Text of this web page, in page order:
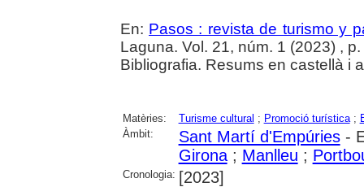
En: Pasos : revista de turismo y
Laguna. Vol. 21, núm. 1 (2023) ,
Bibliografia. Resums en castellà i
Matèries: Turisme cultural ; Promoció turística;
Àmbit:
Sant Martí d'Empúries-
Girona; Manlleu ;
Cronologia: [2023]